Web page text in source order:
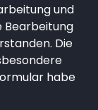
und
Bearbeitung
Die
habe